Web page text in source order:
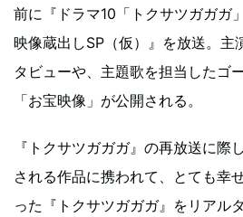
前に『ドラマ10「トクサツガガガ
映像蔵出しSP（仮）』を放送。主
タビューや、主題歌を担当したゴ
「お宝映像」が公開される。
『トクサツガガガ』の再放送に際
される作品に携われて、とても幸
った『トクサツガガガ』をリアル